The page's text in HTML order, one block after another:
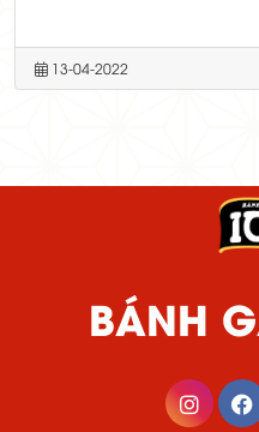
13-04-2022
BÁNH